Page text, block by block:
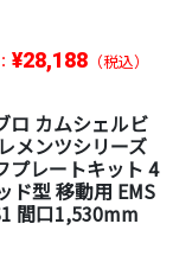
¥28,188（税込）
ロ カムシェルビ
メンツシリーズ
プレートキット 4
ド型 移動用 EMS
間口1,530mm